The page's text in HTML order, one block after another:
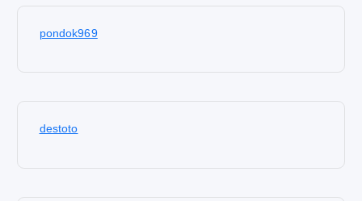
pondok969
destoto